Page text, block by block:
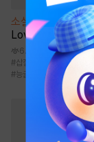
소설 [BL] 트루 러
Love) [단행본]
6.8만
#삽질물 사건물 #
#능글공